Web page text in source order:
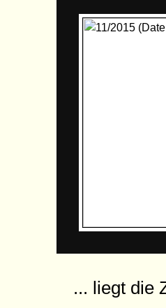
... liegt die